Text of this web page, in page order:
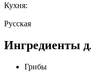
Кухня:
Русская
Ингредиенты
Грибы